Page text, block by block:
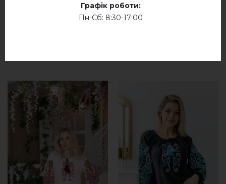
Графік роботи:
Пн-Сб: 8:30-17:00